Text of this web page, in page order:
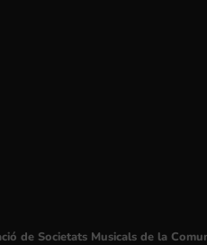
de Societats Musicals de la